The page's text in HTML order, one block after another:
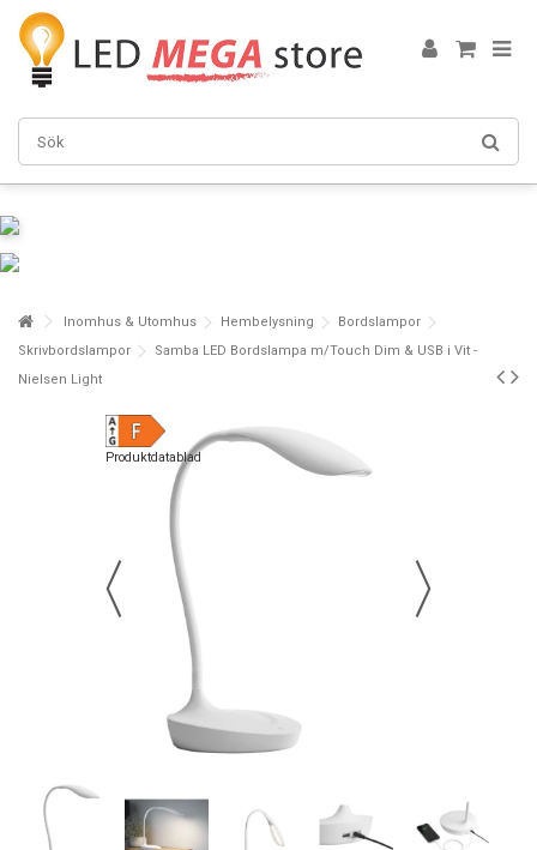
Inomhus & Utomhus Hembelysning
Bordslampor
Skrivbordslampor
Samba LED Bordslampa m/Touch Dim & USB i Vit -
Nielsen Light
Produktdatablad